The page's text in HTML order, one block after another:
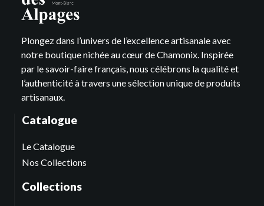
Plongez dans l’univers de l’excellence artisanale avec
notre boutique nichée au cœur de Chamonix. Inspirée
par le savoir-faire français, nous célébrons la qualité et
l’authenticité à travers une sélection unique de produits
artisanaux.
Catalogue
Le Catalogue
Nos Collections
Collections